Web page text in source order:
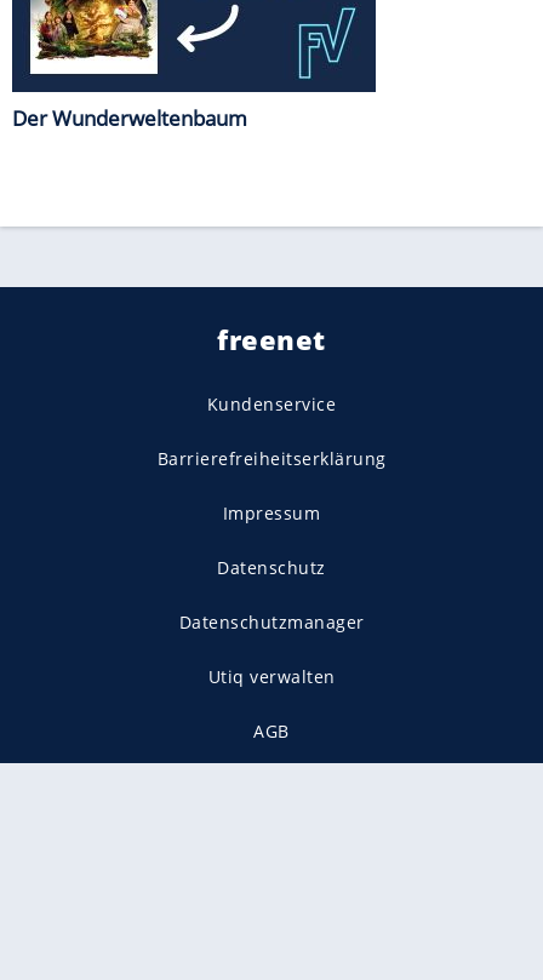
Der Wunderweltenbaum
freenet
Kundenservice
Barrierefreiheitserklärung
Impressum
Datenschutz
Datenschutzmanager
Utiq verwalten
AGB